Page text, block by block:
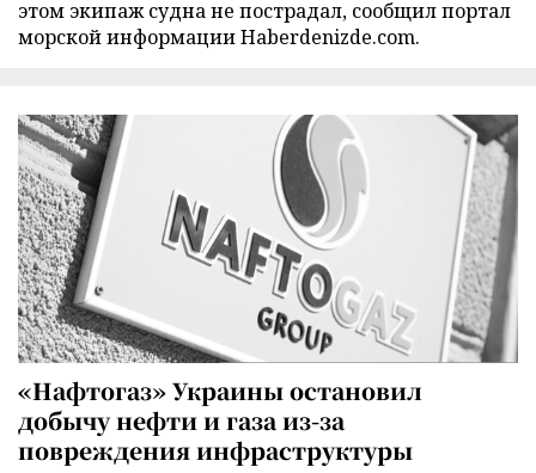
этом экипаж судна не пострадал, сообщил портал
морской информации Haberdenizde.com.
«Нафтогаз» Украины остановил
добычу нефти и газа из-за
повреждения инфраструктуры